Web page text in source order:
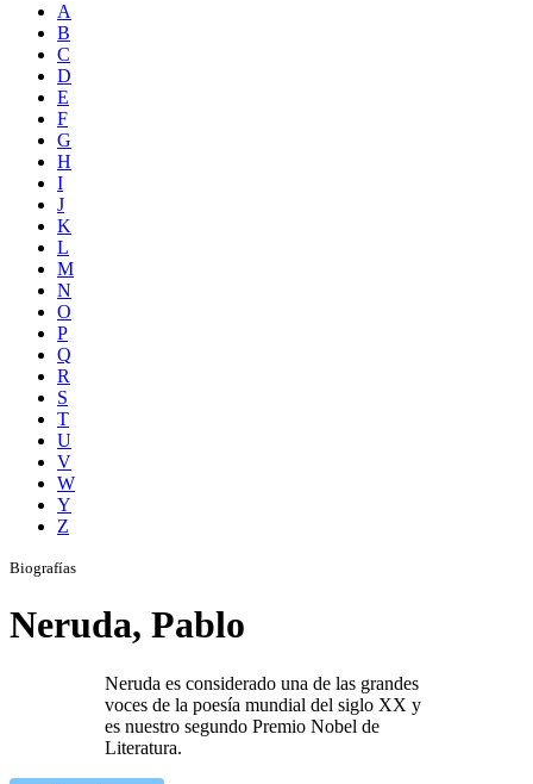
A
B
C
D
E
F
G
H
I
J
K
L
M
N
O
P
Q
R
S
T
U
V
W
Y
Z
Biografías
Neruda, Pablo
Neruda es considerado una de las grandes
voces de la poesía mundial del siglo XX y
es nuestro segundo Premio Nobel de
Literatura.